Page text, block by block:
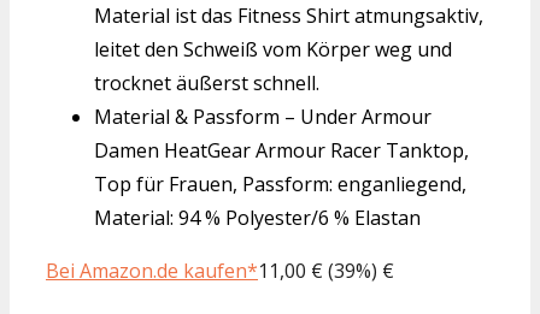
Material ist das Fitness Shirt atmungsaktiv,
leitet den Schweiß vom Körper weg und
trocknet äußerst schnell.
Material & Passform – Under Armour
Damen HeatGear Armour Racer Tanktop,
Top für Frauen, Passform: enganliegend,
Material: 94 % Polyester/6 % Elastan
Bei Amazon.de kaufen*11,00 € (39%) €